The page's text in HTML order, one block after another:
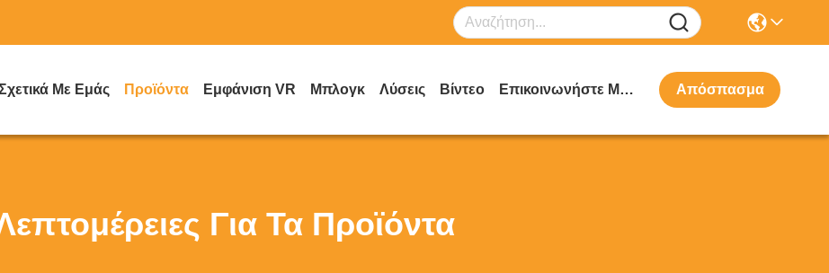
Με Εμάς Προϊόντα Εμφάνιση VR Μπλογκ Λύσεις Βίντεο Επικοινωνήστε Μαζί Μας Απόσπασμα
Για Τα Προϊόντα